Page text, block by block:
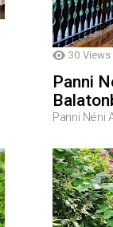
30 Views
Panni
Panni Néni